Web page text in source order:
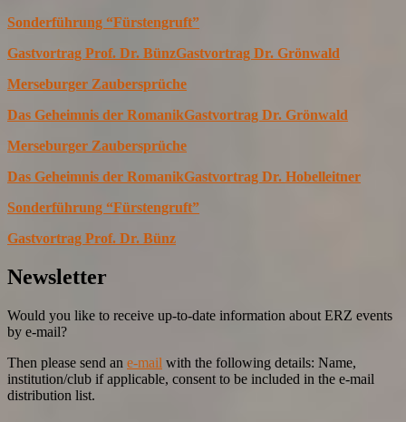
Sonderführung “Fürstengruft”
Gastvortrag Prof. Dr. BünzGastvortrag Dr. Grönwald
Merseburger Zaubersprüche
Das Geheimnis der RomanikGastvortrag Dr. Grönwald
Merseburger Zaubersprüche
Das Geheimnis der RomanikGastvortrag Dr. Hobelleitner
Sonderführung “Fürstengruft”
Gastvortrag Prof. Dr. Bünz
Newsletter
Would you like to receive up-to-date information about ERZ events
by e-mail?
Then please send an e-mail with the following details: Name,
institution/club if applicable, consent to be included in the e-mail
distribution list.